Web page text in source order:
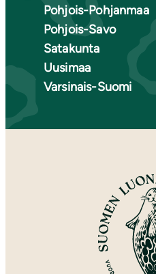
Pohjois-Pohjanmaa
Pohjois-Savo
Satakunta
Uusimaa
Varsinais-Suomi